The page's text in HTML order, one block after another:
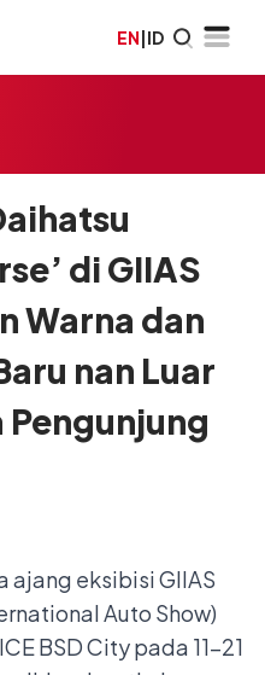
EN|ID
di GIIAS
Warna dan
nan Luar
Pengunjung
ajang eksibisi GIIAS
Auto Show)
BSD City pada 11–21